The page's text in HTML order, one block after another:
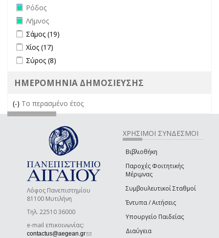
Remove Ρόδος filter
Ρόδος
Remove Λήμνος filter
Λήμνος
Apply Σάμος filter
Σάμος (19)
Apply Χίος filter
Χίος (17)
Apply Σύρος filter
Σύρος (8)
ΗΜΕΡΟΜΗΝΙΑ ΔΗΜΟΣΙΕΥΣΗΣ
(-) Remove Το περασμένο έτος filter
Το περασμένο έτος
Λόφος Πανεπιστημίου
81100 Μυτιλήνη
Τηλ. 22510 36000
e-mail επικοινωνίας:
contactus@aegean.gr(link sends e-mail)
ΧΡΗΣΙΜΟΙ ΣΥΝΔΕΣΜΟΙ
Βιβλιοθήκη
Παροχές Φοιτητικής
Μέριμνας
Συμβουλευτικοί Σταθμοί
Έντυπα / Αιτήσεις
Υπουργείο Παιδείας
Διαύγεια